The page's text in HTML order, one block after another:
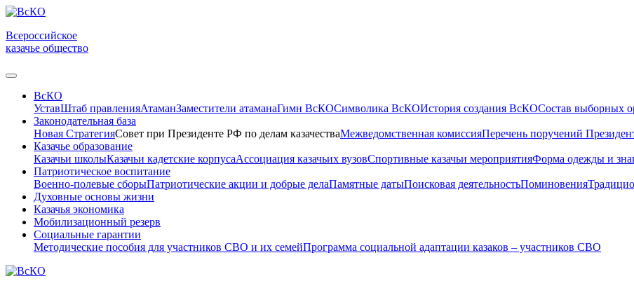
Всероссийское
казачье общество
ВсКО
УставШтаб правленияАтаманЗаместители атаманаГимн ВсКОСимволика ВсКОИстория создания ВсКОСостав выборных
Законодательная база
Новая СтратегияСовет при Президенте РФ по делам казачестваМежведомственная комиссияПеречень поручений
Казачье образование
Казачьи школыКазачьи кадетские корпусаАссоциация казачьих вузовСпортивные казачьи мероприятияФорма одежды и
Патриотическое воспитание
Военно-полевые сборыПатриотические акции и добрые делаПамятные датыПоисковая деятельностьПоминовения
Духовные основы жизни
Казачья экономика
Мобилизационный резерв
Социальные гарантии
Методические пособия для участников СВО и их семейПрограмма социальной адаптации казаков – участников СВО